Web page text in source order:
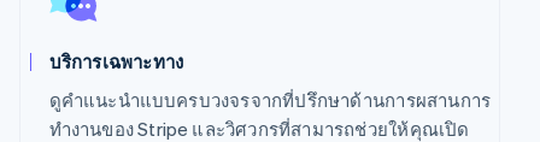
บริการเฉพาะทาง
ดูคำแนะนำแบบครบวงจรจากที่ปรึกษาด้านการผสานการ
ทำงานของ Stripe และวิศวกรที่สามารถช่วยให้คุณเปิด
สหรัฐอาหรับเอมิเรตส์
สหราชอาณาจักร
English
สาธารณรัฐเช็ก